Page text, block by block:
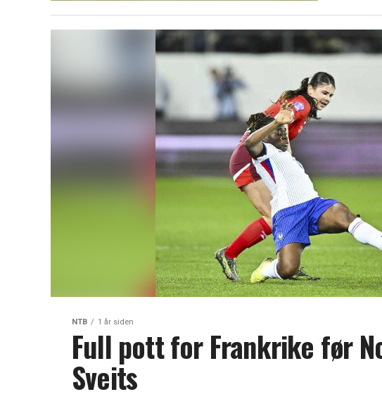
NTB 1 år siden
Full pott for Frankrike før
Sveits